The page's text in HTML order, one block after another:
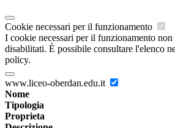
Cookie necessari per il funzionamento
I cookie necessari per il funzionamento non
disabilitati. È possibile consultare l'elenco
policy.
www.liceo-oberdan.edu.it
Nome
Tipologia
Proprieta